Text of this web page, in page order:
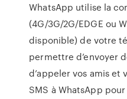
WhatsApp utilise la
(4G/3G/2G/EDGE ou
disponible) de votre
permettre d’envoyer
d’appeler vos amis et
SMS à WhatsApp